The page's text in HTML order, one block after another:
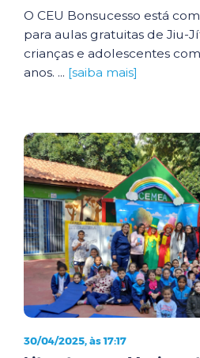
O CEU Bonsucesso está
para aulas gratuitas de Jiu-
crianças e adolescentes
anos. ... [saiba mais]
30/04/2025, às 17:17